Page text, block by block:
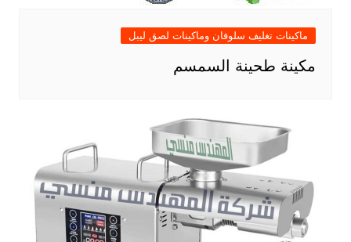
ماكينات تغليف سلوفان وماكينات لصق ليبل
مكينة طحينة السمسم